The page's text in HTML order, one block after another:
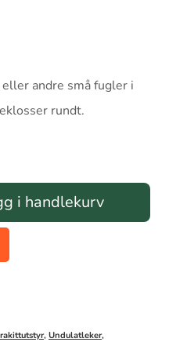
andre små fugler i
rundt.
i handlekurv
, Undulatleker,